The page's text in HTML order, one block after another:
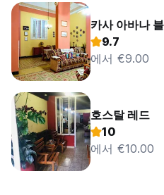
카사 아바나
9.7
에서 €9.00
호스탈 레드
10
에서 €10.00